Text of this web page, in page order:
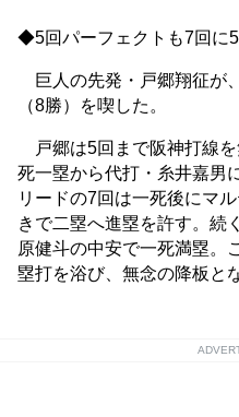
◆5回パーフェクトも7回に
巨人の先発・戸郷翔征が
（8勝）を喫した。
戸郷は5回まで阪神打線
死一塁から代打・糸井嘉男
リードの7回は一死後にマ
きで二塁へ進塁を許す。続
原健斗の中安で一死満塁。
塁打を浴び、無念の降板と